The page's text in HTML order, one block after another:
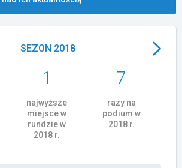
SEZON 2018
1
najwyższe
miejsce w
rundzie w
2018 r.
7
razy na
podium w
2018 r.